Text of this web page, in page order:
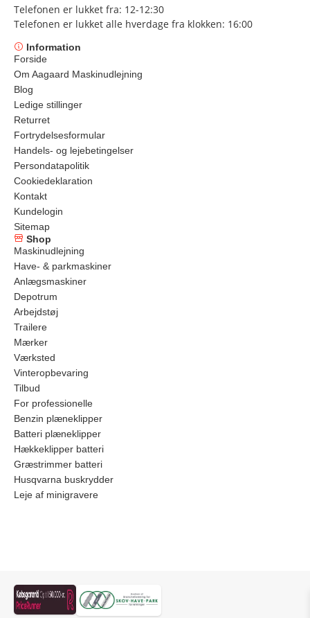
Telefonen er lukket fra: 12-12:30
Telefonen er lukket alle hverdage fra klokken: 16:00
Information
Forside
Om Aagaard Maskinudlejning
Blog
Ledige stillinger
Returret
Fortrydelsesformular
Handels- og lejebetingelser
Persondatapolitik
Cookiedeklaration
Kontakt
Kundelogin
Sitemap
Shop
Maskinudlejning
Have- & parkmaskiner
Anlægsmaskiner
Depotrum
Arbejdstøj
Trailere
Mærker
Værksted
Vinteropbevaring
Tilbud
For professionelle
Benzin plæneklipper
Batteri plæneklipper
Hækkeklipper batteri
Græstrimmer batteri
Husqvarna buskrydder
Leje af minigravere